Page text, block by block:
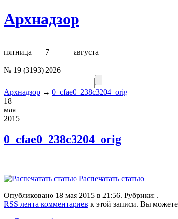
Архнадзор
пятница 7 августа
№ 19 (3193) 2026
Архнадзор → 0_cfae0_238c3204_orig
18
мая
2015
0_cfae0_238c3204_orig
Распечатать статью
Опубликовано 18 мая 2015 в 21:56. Рубрики: .
RSS лента комментариев к этой записи. Вы можете